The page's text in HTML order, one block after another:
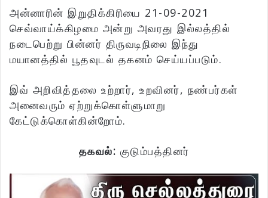
அன்னாரின் இறுதிக்கிரியை 21-09-2021
செவ்வாய்க்கிழமை அன்று அவரது இல்லத்தில்
நடைபெற்று பின்னர் திருவடிநிலை இந்து
மயானத்தில் பூதவுடல் தகனம் செய்யப்படும்.
இவ் அறிவித்தலை உற்றார், உறவினர், நண்பர்கள்
அனைவரும் ஏற்றுக்கொள்ளுமாறு
கேட்டுக்கொள்கின்றோம்.
தகவல்: குடும்பத்தினர்